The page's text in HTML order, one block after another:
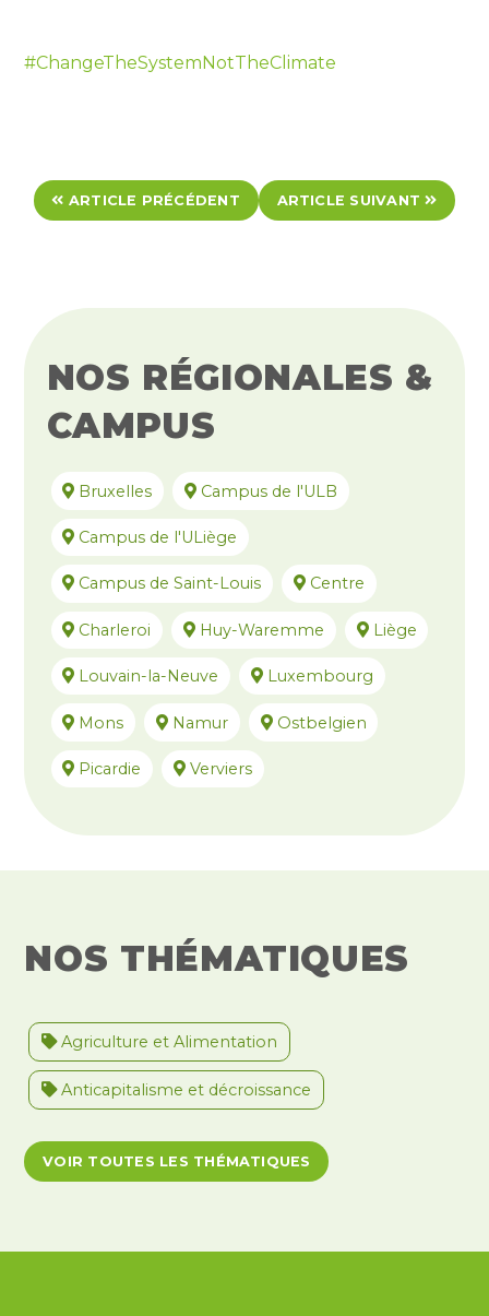
#ChangeTheSystemNotTheClimate
ARTICLE PRÉCÉDENT ARTICLE SUIVANT
NOS RÉGIONALES &
CAMPUS
Bruxelles Campus de l'ULB
Campus de l'ULiège
Campus de Saint-Louis Centre
Charleroi Huy-Waremme Liège
Louvain-la-Neuve Luxembourg
Mons Namur Ostbelgien
Picardie Verviers
NOS THÉMATIQUES
Agriculture et Alimentation
Anticapitalisme et décroissance
Antiracisme et décolonisation
Antivalidisme Climat et environnement
VOIR TOUTES LES THÉMATIQUES